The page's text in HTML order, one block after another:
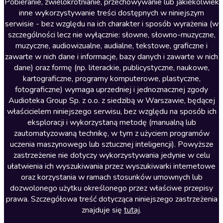
Literatura faktu
Literatura obyczajowa
Literatura piękna obca
Literatura piękna polska
Nagrania relaksacyjne
Nauka języków
Nauki humanistyczne
Podcasty i audycje
Polityka
Prasa
Religia
Romans
inne wykorzystywanie treści dostępnych w niniejszym
serwisie - bez względu na ich charakter i sposób wyrażenia (w
szczególności lecz nie wyłącznie: słowne, słowno-muzyczne,
muzyczne, audiowizualne, audialne, tekstowe, graficzne i
zawarte w nich dane i informacje, bazy danych i zawarte w nich
dane) oraz formę (np. literackie, publicystyczne, naukowe,
kartograficzne, programy komputerowe, plastyczne,
fotograficzne) wymaga uprzedniej i jednoznacznej zgody
Audioteka Group Sp. z o.o. z siedzibą w Warszawie, będącej
właścicielem niniejszego serwisu, bez względu na sposób ich
eksploracji i wykorzystaną metodę (manualną lub
zautomatyzowaną technikę, w tym z użyciem programów
uczenia maszynowego lub sztucznej inteligencji). Powyższe
zastrzeżenie nie dotyczy wykorzystywania jedynie w celu
ułatwienia ich wyszukiwania przez wyszukiwarki internetowe
oraz korzystania w ramach stosunków umownych lub
dozwolonego użytku określonego przez właściwe przepisy
prawa. Szczegółowa treść dotycząca niniejszego zastrzeżenia
znajduje się tutaj.